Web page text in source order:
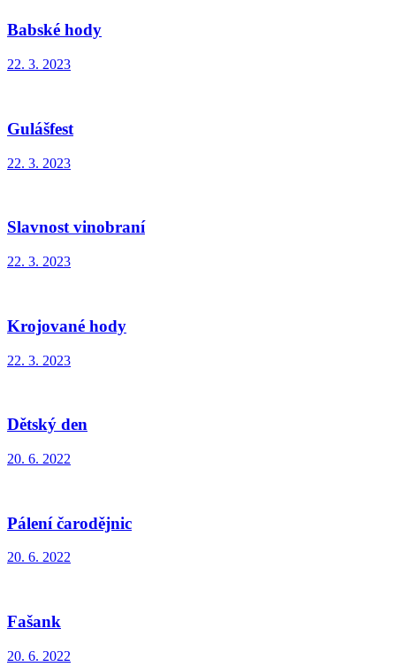
Babské hody
22. 3. 2023
Gulášfest
22. 3. 2023
Slavnost vinobraní
22. 3. 2023
Krojované hody
22. 3. 2023
Dětský den
20. 6. 2022
Pálení čarodějnic
20. 6. 2022
Fašank
20. 6. 2022